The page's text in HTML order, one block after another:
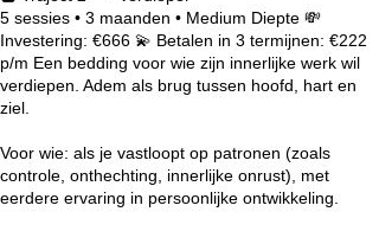
5 sessies • 3 maanden • Medium Diepte 💸
Investering: €666 💫 Betalen in 3 termijnen: €222
p/m Een bedding voor wie zijn innerlijke werk wil
verdiepen. Adem als brug tussen hoofd, hart en
ziel.
Voor wie: als je vastloopt op patronen (zoals
controle, onthechting, innerlijke onrust), met
eerdere ervaring in persoonlijke ontwikkeling.